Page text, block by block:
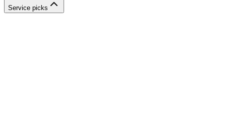
Service picks